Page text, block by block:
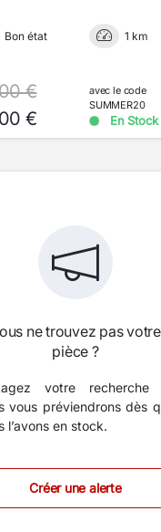
Bon état 1 km
€
€
avec le code
SUMMER20
En Stock
ne trouvez pas votre
pièce ?
votre recherche
vous préviendrons dès
l’avons en stock.
Créer une alerte